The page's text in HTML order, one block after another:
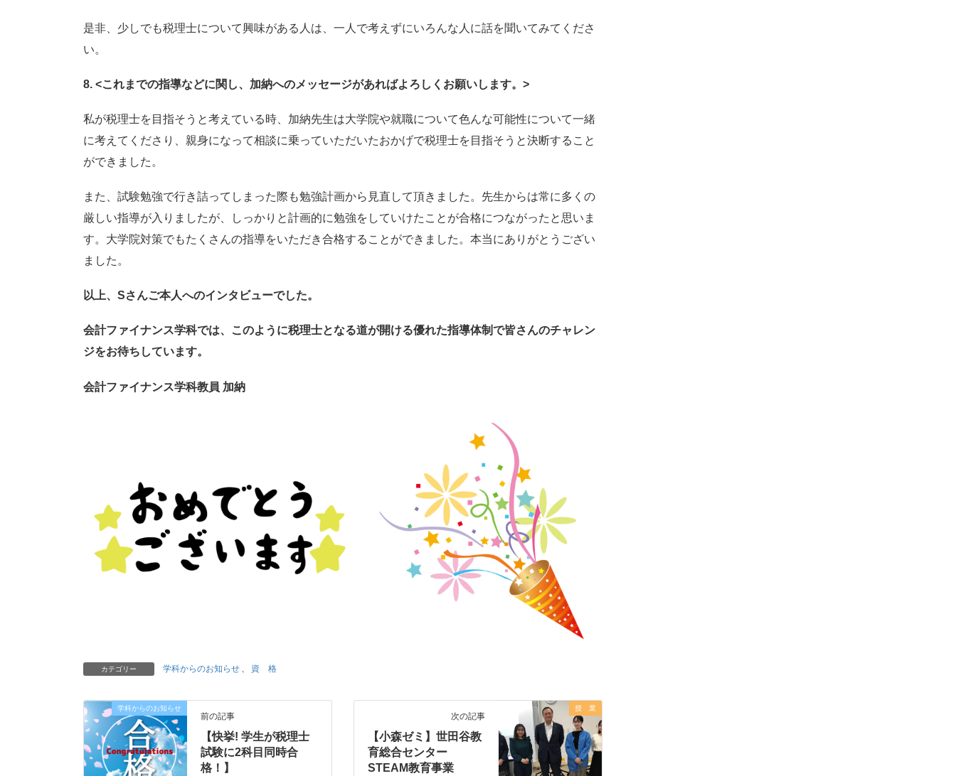
是非、少しでも税理士について興味がある人は、一人で考えずにいろんな人に話を聞いてみてくださ
い。
8. <これまでの指導などに関し、加納へのメッセージがあればよろしくお願いします。>
私が税理士を目指そうと考えている時、加納先生は大学院や就職について色んな可能性について一緒
に考えてくださり、親身になって相談に乗っていただいたおかげで税理士を目指そうと決断すること
ができました。
また、試験勉強で行き詰ってしまった際も勉強計画から見直して頂きました。先生からは常に多くの
厳しい指導が入りましたが、しっかりと計画的に勉強をしていけたことが合格につながったと思いま
す。大学院対策でもたくさんの指導をいただき合格することができました。本当にありがとうござい
ました。
以上、Sさんご本人へのインタビューでした。
会計ファイナンス学科では、このように税理士となる道が開ける優れた指導体制で皆さんのチャレン
ジをお待ちしています。
会計ファイナンス学科教員 加納
カテゴリー 学科からのお知らせ 、 資 格
学科からのお知らせ
前の記事
【快挙! 学生が税理士
試験に2科目同時合
格！】
授 業
次の記事
【小森ゼミ】世田谷教
育総合センター
STEAM教育事業